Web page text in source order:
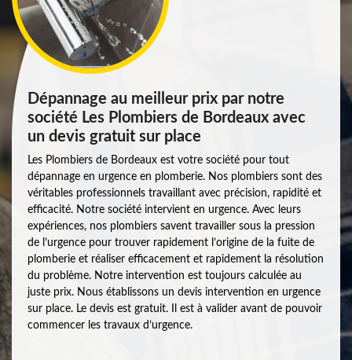
Dépannage au meilleur prix par notre
société Les Plombiers de Bordeaux avec
un devis gratuit sur place
Les Plombiers de Bordeaux est votre société pour tout
dépannage en urgence en plomberie. Nos plombiers sont des
véritables professionnels travaillant avec précision, rapidité et
efficacité. Notre société intervient en urgence. Avec leurs
expériences, nos plombiers savent travailler sous la pression
de l’urgence pour trouver rapidement l’origine de la fuite de
plomberie et réaliser efficacement et rapidement la résolution
du problème. Notre intervention est toujours calculée au
juste prix. Nous établissons un devis intervention en urgence
sur place. Le devis est gratuit. Il est à valider avant de pouvoir
commencer les travaux d’urgence.